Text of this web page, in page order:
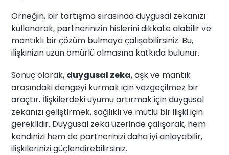
Örneğin, bir tartışma sırasında duygusal zekanızı
kullanarak, partnerinizin hislerini dikkate alabilir ve
mantıklı bir çözüm bulmaya çalışabilirsiniz. Bu,
ilişkinizin uzun ömürlü olmasına katkıda bulunur.
Sonuç olarak, duygusal zeka, aşk ve mantık
arasındaki dengeyi kurmak için vazgeçilmez bir
araçtır. İlişkilerdeki uyumu artırmak için duygusal
zekanızı geliştirmek, sağlıklı ve mutlu bir ilişki için
gereklidir. Duygusal zeka üzerinde çalışarak, hem
kendinizi hem de partnerinizi daha iyi anlayabilir,
ilişkilerinizi güçlendirebilirsiniz.